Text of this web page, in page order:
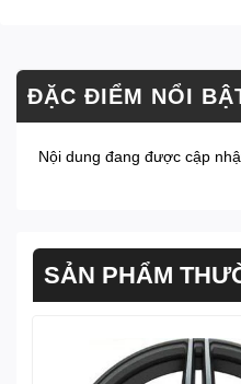
ĐẶC ĐIỂM NỔI
Nội dung đang được cập
SẢN PHẨM